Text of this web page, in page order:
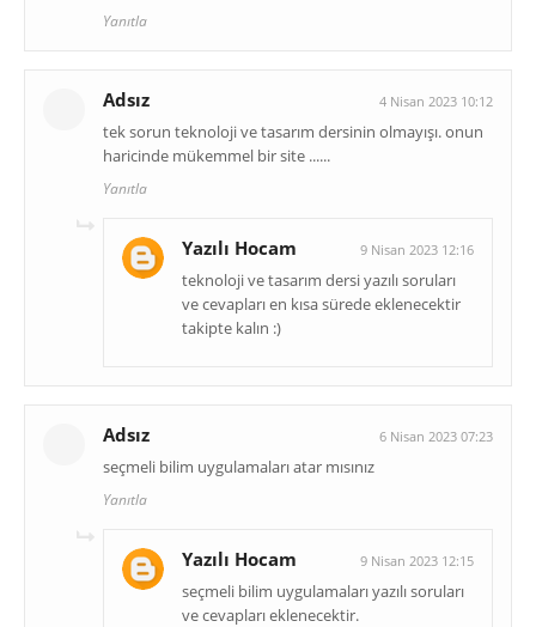
Yanıtla
Adsız 4 Nisan 2023 10:12
tek sorun teknoloji ve tasarım dersinin olmayışı. onun
haricinde mükemmel bir site ......
Yanıtla
Yazılı Hocam 9 Nisan 2023 12:16
teknoloji ve tasarım dersi yazılı soruları
ve cevapları en kısa sürede eklenecektir
takipte kalın :)
Adsız 6 Nisan 2023 07:23
seçmeli bilim uygulamaları atar mısınız
Yanıtla
Yazılı Hocam 9 Nisan 2023 12:15
seçmeli bilim uygulamaları yazılı soruları
ve cevapları eklenecektir.